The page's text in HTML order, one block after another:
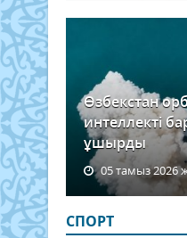
Өзбекстан
интеллекті
ұшырды
05 тамыз 2026
СПОРТ